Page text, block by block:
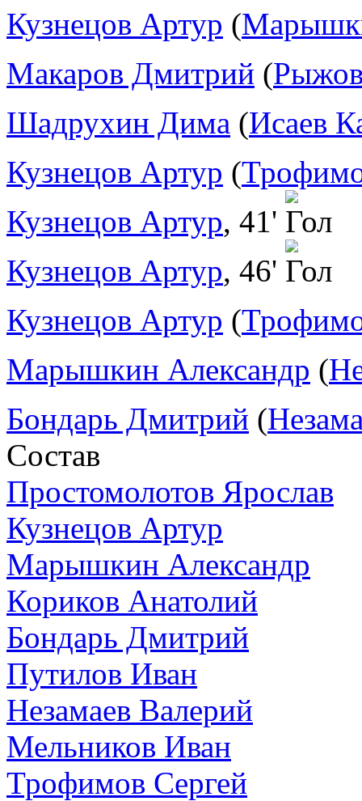
Кузнецов Артур (
Макаров Дмитрий (
Шадрухин Дима (Исаев
Кузнецов Артур (
Кузнецов Артур, 41'
Кузнецов Артур, 46'
Кузнецов Артур (
Марышкин Александр (
Бондарь Дмитрий (
Состав
Простомолотов Ярослав
Кузнецов Артур
Марышкин Александр
Кориков Анатолий
Бондарь Дмитрий
Путилов Иван
Незамаев Валерий
Мельников Иван
Трофимов Сергей